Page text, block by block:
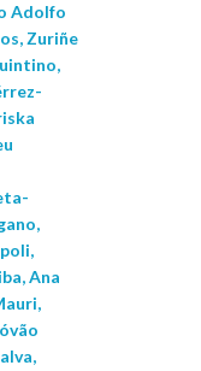
Adolfo
Zuriñe
Ana